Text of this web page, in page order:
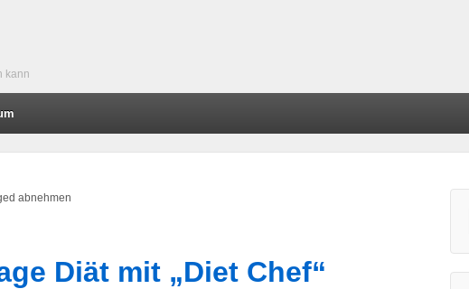
kann
abnehmen
Diät mit „Diet Chef“